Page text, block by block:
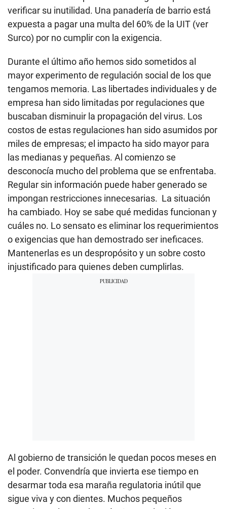
verificar su inutilidad. Una panadería de barrio está
expuesta a pagar una multa del 60% de la UIT (ver
Surco) por no cumplir con la exigencia.
Durante el último año hemos sido sometidos al
mayor experimento de regulación social de los que
tengamos memoria. Las libertades individuales y de
empresa han sido limitadas por regulaciones que
buscaban disminuir la propagación del virus. Los
costos de estas regulaciones han sido asumidos por
miles de empresas; el impacto ha sido mayor para
las medianas y pequeñas. Al comienzo se
desconocía mucho del problema que se enfrentaba.
Regular sin información puede haber generado se
impongan restricciones innecesarias. La situación
ha cambiado. Hoy se sabe qué medidas funcionan y
cuáles no. Lo sensato es eliminar los requerimientos
o exigencias que han demostrado ser ineficaces.
Mantenerlas es un despropósito y un sobre costo
injustificado para quienes deben cumplirlas.
Al gobierno de transición le quedan pocos meses en
el poder. Convendría que invierta ese tiempo en
desarmar toda esa maraña regulatoria inútil que
sigue viva y con dientes. Muchos pequeños